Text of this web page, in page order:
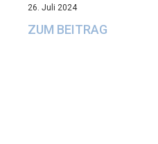
26. Juli 2024
ZUM BEITRAG